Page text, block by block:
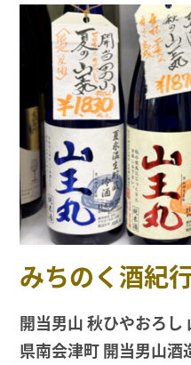
みちのく酒紀
開当男山 秋ひやおろし
県南会津町 開当男山